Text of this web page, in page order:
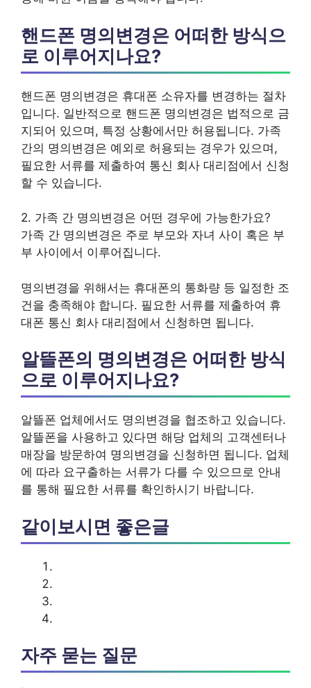
핸드폰 명의변경은 어떠한 방식으
로 이루어지나요?
핸드폰 명의변경은 휴대폰 소유자를 변경하는 절차
입니다. 일반적으로 핸드폰 명의변경은 법적으로 금
지되어 있으며, 특정 상황에서만 허용됩니다. 가족
간의 명의변경은 예외로 허용되는 경우가 있으며,
필요한 서류를 제출하여 통신 회사 대리점에서 신청
할 수 있습니다.
2. 가족 간 명의변경은 어떤 경우에 가능한가요?
가족 간 명의변경은 주로 부모와 자녀 사이 혹은 부
부 사이에서 이루어집니다.
명의변경을 위해서는 휴대폰의 통화량 등 일정한 조
건을 충족해야 합니다. 필요한 서류를 제출하여 휴
대폰 통신 회사 대리점에서 신청하면 됩니다.
알뜰폰의 명의변경은 어떠한 방식
으로 이루어지나요?
알뜰폰 업체에서도 명의변경을 협조하고 있습니다.
알뜰폰을 사용하고 있다면 해당 업체의 고객센터나
매장을 방문하여 명의변경을 신청하면 됩니다. 업체
에 따라 요구출하는 서류가 다를 수 있으므로 안내
를 통해 필요한 서류를 확인하시기 바랍니다.
같이보시면 좋은글
자주 묻는 질문